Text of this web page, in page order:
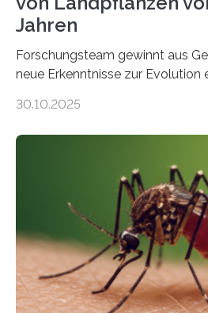
Jahren
Forschungsteam gewinnt aus
neue Erkenntnisse zur Evolution
Landpflanzen zählen zu den
Grünalgen, die vor Hunderten
lebten. Unter den Vorfahren
die noch heute in der Natur
Süßwasseralge
dieser Gruppe bilden aus
mit scheibenförmiger Gestalt.
nächsten…
30.10.2025